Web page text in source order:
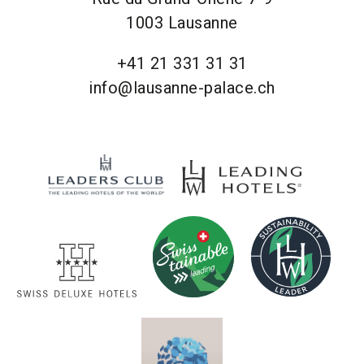
1003 Lausanne
+41 21 331 31 31
info@lausanne-palace.ch